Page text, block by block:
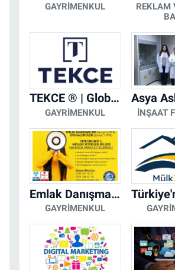
GAYRIMENKUL
REKLAM
TEKCE ® | Global Gayrimenkul Şirketi
GAYRIMENKUL İNŞAAT
Emlak Danışmanı Seviye 5 Mesleki Yeterlilik Belgesi
GAYRIMENKUL